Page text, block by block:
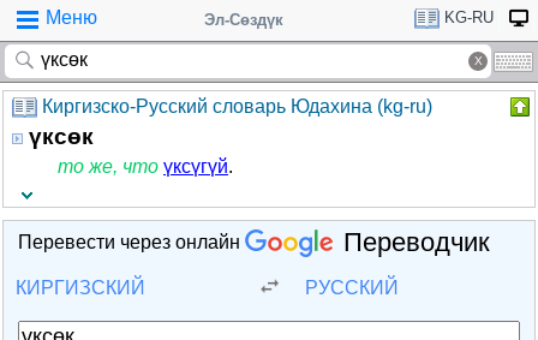
Меню Эл-Сөздүк KG-RU
Киргизско-Русский словарь Юдахина (kg-ru)
үксөк
то же, что үксүгүй.
Перевести через онлайн Переводчик
КИРГИЗСКИЙ РУССКИЙ